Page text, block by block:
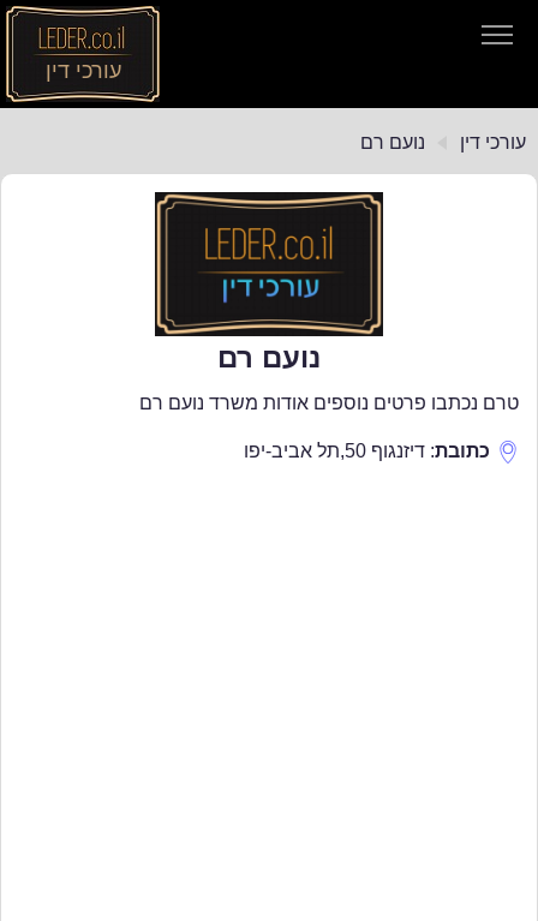
עורכי דין
עורכי דין
עורכי דין נועם רם
נועם רם
טרם נכתבו פרטים נוספים אודות משרד נועם רם
כתובת: דיזנגוף 50 ,תל אביב-יפו